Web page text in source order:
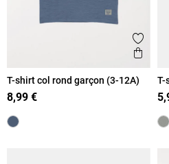
Ajouter
T-shirt col rond garçon (3-12A)
8,99 €
T-